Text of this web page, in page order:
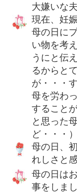
大嫌いな
現在、妊
母の日に
い物を考
うにと伝
るからと
が・・・
母を労わ
すること
と思った
ど・・・
母の日、
れしさと
母の日は
事をしま